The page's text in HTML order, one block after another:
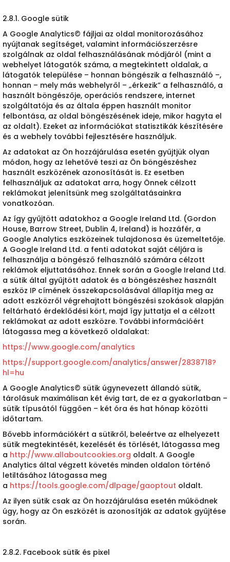
2.8.1. Google sütik
A Google Analytics© fájljai az oldal monitorozásához
nyújtanak segítséget, valamint információszerzésre
szolgálnak az oldal felhasználásának módjáról (mint a
webhelyet látogatók száma, a megtekintett oldalak, a
látogatók települése – honnan böngészik a felhasználó –,
honnan – mely más webhelyről – „érkezik” a felhasználó, a
használt böngészője, operációs rendszere, internet
szolgáltatója és az általa éppen használt monitor
felbontása, az oldal böngészésének ideje, mikor hagyta el
az oldalt). Ezeket az információkat statisztikák készítésére
és a webhely további fejlesztésére használjuk.
Az adatokat az Ön hozzájárulása esetén gyűjtjük olyan
módon, hogy az lehetővé teszi az Ön böngészéshez
használt eszközének azonosítását is. Ez esetben
felhasználjuk az adatokat arra, hogy Önnek célzott
reklámokat jelenítsünk meg szolgáltatásainkra
vonatkozóan.
Az így gyűjtött adatokhoz a Google Ireland Ltd. (Gordon
House, Barrow Street, Dublin 4, Ireland) is hozzáfér, a
Google Analytics eszközeinek tulajdonosa és üzemeltetője.
A Google Ireland Ltd. a fenti adatokat saját céljára is
felhasználja a böngésző felhasználó számára célzott
reklámok eljuttatásához. Ennek során a Google Ireland Ltd.
a sütik által gyűjtött adatok és a böngészéshez használt
eszköz IP címének összekapcsolásával állapítja meg az
adott eszközről végrehajtott böngészési szokások alapján
feltárható érdeklődési kört, majd így juttatja el a célzott
reklámokat az adott eszközre. További információért
látogassa meg a következő oldalakat:
https://www.google.com/analytics
https://support.google.com/analytics/answer/2838718?
hl=hu
A Google Analytics© sütik úgynevezett állandó sütik,
tárolásuk maximálisan két évig tart, de ez a gyakorlatban –
sütik típusától függően – két óra és hat hónap közötti
időtartam.
Bővebb információkért a sütikről, beleértve az elhelyezett
sütik megtekintését, kezelését és törlését, látogassa meg
a http://www.allaboutcookies.org oldalt. A Google
Analytics által végzett követés minden oldalon történő
letiltásához látogassa meg
a https://tools.google.com/dlpage/gaoptout oldalt.
Az ilyen sütik csak az Ön hozzájárulása esetén működnek
úgy, hogy az Ön eszközét is azonosítják az adatok gyűjtése
során.
2.8.2. Facebook sütik és pixel